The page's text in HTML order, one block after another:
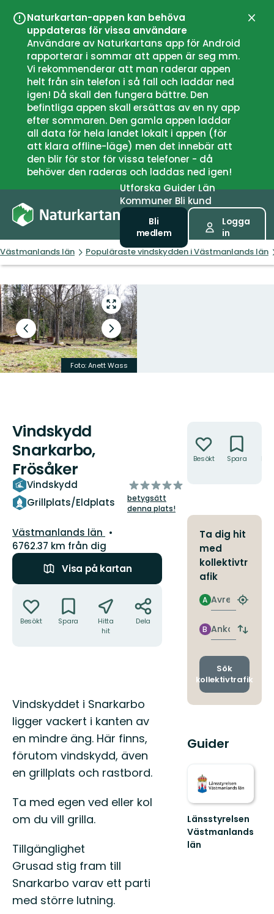
Naturkartan-appen kan behöva
uppdateras för vissa användare
Användare av Naturkartans app för Android
rapporterar i sommar att appen är seg mm.
Vi rekommenderar att man raderar appen
helt från sin telefon i så fall och laddar ned
igen! Då skall den fungera bättre. Den
befintliga appen skall ersättas av en ny app
efter sommaren. Den gamla appen laddar
all data för hela landet lokalt i appen (för
att klara offline-läge) men det innebär att
den blir för stor för vissa telefoner - då
behöver den raderas och laddas ned igen!
UtforskaGuiderLän
Kommuner Bli kund
Bli
medlem
Logga
in
Västmanlands län Populäraste vindskydden i Västmanlands län
Gå
till
helskärmsläge
Föregående
bild
Nästa
bildspel
Foto: Anett Wass
Vindskydd
Snarkarbo,
Frösåker
Vindskydd
Grillplats/Eldplats
av
5
stjärnor
betygsätt
denna plats!
Län:
Västmanlands län
6762.37 km från dig
Visa på kartan
Besökt Spara
Hitta
hit
Dela
Beskrivning
Vindskyddet i Snarkarbo
ligger vackert i kanten av
en mindre äng. Här finns,
förutom vindskydd, även
en grillplats och rastbord.
Ta med egen ved eller kol
om du vill grilla.
Tillgänglighet
Grusad stig fram till
Snarkarbo varav ett parti
med större lutning.
Besökt Spara
Ta dig hit
med
kollektivtr
afik
Avresa
A
Hitta
Ankomst
B
Byt
och
Sök
kollektivtrafik
Guider
Länsstyrelsen
Västmanlands
län